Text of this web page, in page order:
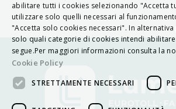
abilitare tutti i cookies selezionando "Accetta
utilizzare solo quelli necessari al
"Accetta solo cookies necessari". In
solo quali categorie di cookies intendi
segue.Per maggiori informazioni consulta la
Cookie Policy
STRETTAMENTE NECESSARI